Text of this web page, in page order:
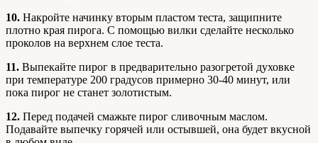
10. Накройте начинку вторым пластом теста, защипните
плотно края пирога. С помощью вилки сделайте несколько
проколов на верхнем слое теста.
11. Выпекайте пирог в предварительно разогретой духовке
при температуре 200 градусов примерно 30-40 минут, или
пока пирог не станет золотистым.
12. Перед подачей смажьте пирог сливочным маслом.
Подавайте выпечку горячей или остывшей, она будет вкусной